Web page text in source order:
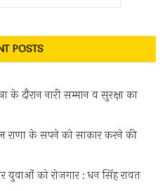
POSTS
के दौरान नारी सम्मान व सुरक्षा का
राणा के सपने को साकार करने की
युवाओं को रोजगार : धन सिंह रावत